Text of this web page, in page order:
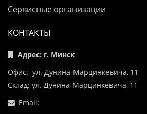
Сервисные организации
КОНТАКТЫ
Адрес: г. Минск
Офис: ул. Дунина-Марцинкевича, 11
Склад: ул. Дунина-Марцинкевича, 11
Email: